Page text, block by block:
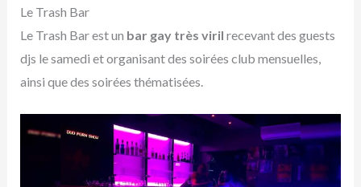
Le Trash Bar
Le Trash Bar est un bar gay très viril recevant des guests
djs le samedi et organisant des soirées club mensuelles,
ainsi que des soirées thématisées.